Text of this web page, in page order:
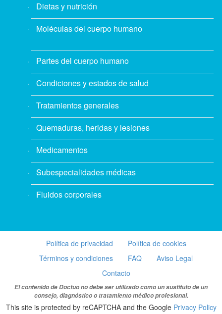
Dietas y nutrición
Moléculas del cuerpo humano
Partes del cuerpo humano
Condiciones y estados de salud
Tratamientos generales
Quemaduras, heridas y lesiones
Medicamentos
Subespecialidades médicas
Fluidos corporales
Política de privacidad
Política de cookies
Términos y condiciones
FAQ
Aviso Legal
Contacto
El contenido de Doctuo no debe ser utilizado como un sustituto de un
consejo, diagnóstico o tratamiento médico profesional.
This site is protected by reCAPTCHA and the Google Privacy Policy